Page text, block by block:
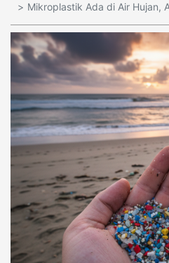
Mikroplastik Ada di Air Hujan,